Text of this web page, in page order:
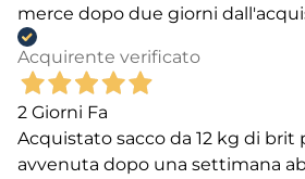
merce dopo due giorni
Acquirente verificato
2 Giorni Fa
Acquistato sacco da 12 kg di brit
avvenuta dopo una settimana